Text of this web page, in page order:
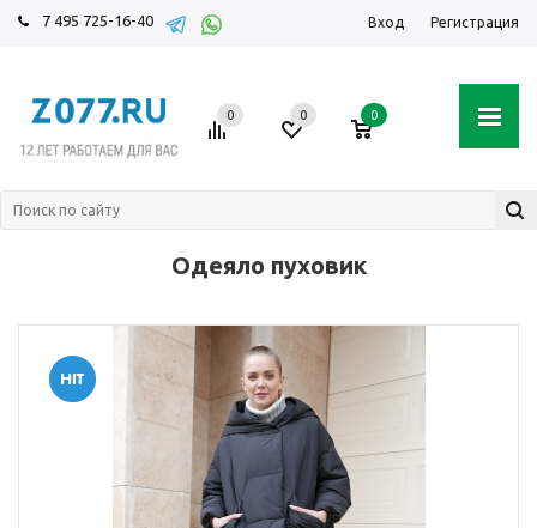
7 495 725-16-40 Вход Регистрация
0 0 0
Одеяло пуховик